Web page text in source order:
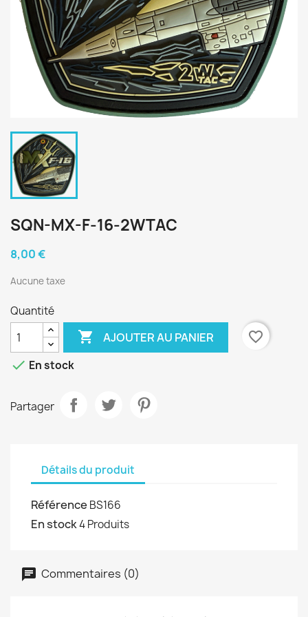
SQN-MX-F-16-2WTAC
8,00 €
Aucune taxe
Quantité
 AJOUTER AU PANIER
favorite_border
 En stock
Partager
Détails du produit
Référence BS166
En stock4 Produits
Commentaires (0)